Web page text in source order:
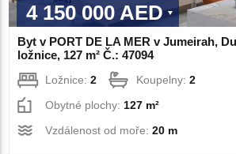
4 150 000 AED
Byt v PORT DE LA MER v Jumeirah,
ložnice, 127 m² Č.: 47094
Ložnice:2 Koupelny:2
Obytné plochy: 127 m²
Vzdálenost od moře:20 m